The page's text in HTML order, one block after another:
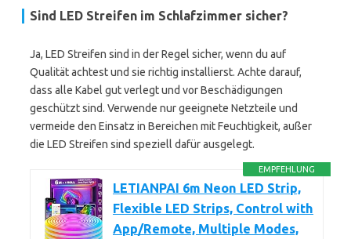
Sind LED Streifen im Schlafzimmer sicher?
Ja, LED Streifen sind in der Regel sicher, wenn du auf
Qualität achtest und sie richtig installierst. Achte darauf,
dass alle Kabel gut verlegt und vor Beschädigungen
geschützt sind. Verwende nur geeignete Netzteile und
vermeide den Einsatz in Bereichen mit Feuchtigkeit, außer
die LED Streifen sind speziell dafür ausgelegt.
EMPFEHLUNG
LETIANPAI 6m Neon LED Strip,
Flexible LED Strips, Control with
App/Remote, Multiple Modes,